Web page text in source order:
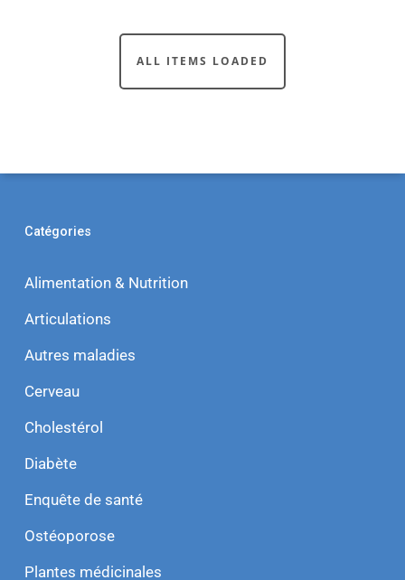
Autres maladies
Cerveau
Cholestérol
Diabète
Enquête de santé
Ostéoporose
Plantes médicinales
Santé intégrative
Tension artérielle